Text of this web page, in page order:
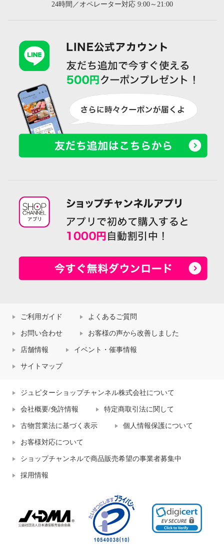
24時間／オペレーター対応 9:00～21:00
ご利用ガイド よくあるご質問
お問い合わせ お客様の声から改善しました
店舗情報 イベント・催事情報
サイトマップ
ジュピターショップチャンネル株式会社について
会社概要/免許情報 特定商取引法に関して
古物営業法に基づく表示 個人情報保護について
お客様対応について
ショップチャンネルで商品販売希望の事業者募集中
採用情報